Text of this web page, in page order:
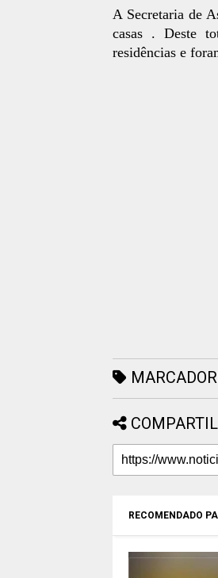
A Secretaria de
casas . Deste
residências e
RECOMENDADO